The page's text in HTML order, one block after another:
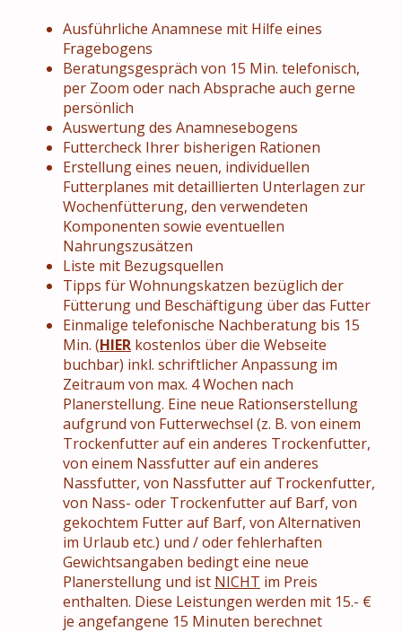
Ausführliche Anamnese mit Hilfe eines
Fragebogens
Beratungsgespräch von 15 Min. telefonisch,
per Zoom oder nach Absprache auch gerne
persönlich
Auswertung des Anamnesebogens
Futtercheck Ihrer bisherigen Rationen
Erstellung eines neuen, individuellen
Futterplanes mit detaillierten Unterlagen zur
Wochenfütterung, den verwendeten
Komponenten sowie eventuellen
Nahrungszusätzen
Liste mit Bezugsquellen
Tipps für Wohnungskatzen bezüglich der
Fütterung und Beschäftigung über das Futter
Einmalige telefonische Nachberatung bis 15
Min. (HIER kostenlos über die Webseite
buchbar) inkl. schriftlicher Anpassung im
Zeitraum von max. 4 Wochen nach
Planerstellung. Eine neue Rationserstellung
aufgrund von Futterwechsel (z. B. von einem
Trockenfutter auf ein anderes Trockenfutter,
von einem Nassfutter auf ein anderes
Nassfutter, von Nassfutter auf Trockenfutter,
von Nass- oder Trockenfutter auf Barf, von
gekochtem Futter auf Barf, von Alternativen
im Urlaub etc.) und / oder fehlerhaften
Gewichtsangaben bedingt eine neue
Planerstellung und ist NICHT im Preis
enthalten. Diese Leistungen werden mit 15.- €
je angefangene 15 Minuten berechnet